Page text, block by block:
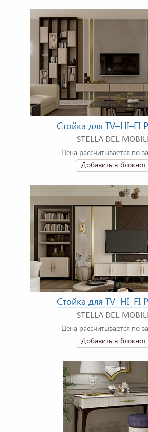
Стойка для TV–HI–FI
STELLA DEL
Цена рассчитывается по
Добавить в блокнот
Стойка для TV–HI–FI
STELLA DEL
Цена рассчитывается по
Добавить в блокнот